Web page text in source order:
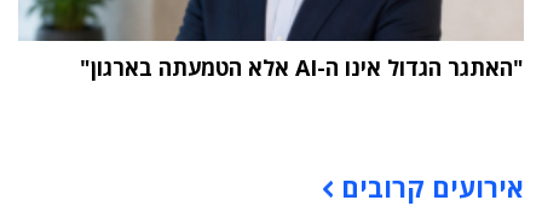
"האתגר הגדול אינו ה-AI אלא הטמעתה בארגון"
אירועים קרובים